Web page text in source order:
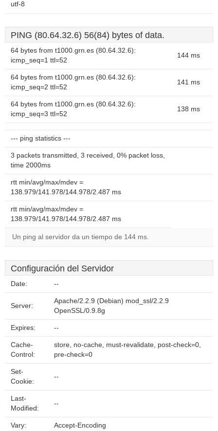
utf-8
PING (80.64.32.6) 56(84) bytes of data.
64 bytes from t1000.grn.es (80.64.32.6):
icmp_seq=1 ttl=52
144 ms
64 bytes from t1000.grn.es (80.64.32.6):
icmp_seq=2 ttl=52
141 ms
64 bytes from t1000.grn.es (80.64.32.6):
icmp_seq=3 ttl=52
138 ms
--- ping statistics ---
3 packets transmitted, 3 received, 0% packet loss,
time 2000ms
rtt min/avg/max/mdev =
138.979/141.978/144.978/2.487 ms
rtt min/avg/max/mdev =
138.979/141.978/144.978/2.487 ms
Un ping al servidor da un tiempo de 144 ms.
Configuración del Servidor
Date: --
Server:
Apache/2.2.9 (Debian) mod_ssl/2.2.9
OpenSSL/0.9.8g
Expires: --
Cache-
Control:
store, no-cache, must-revalidate, post-check=0,
pre-check=0
Set-
Cookie:
--
Last-
Modified:
--
Vary: Accept-Encoding